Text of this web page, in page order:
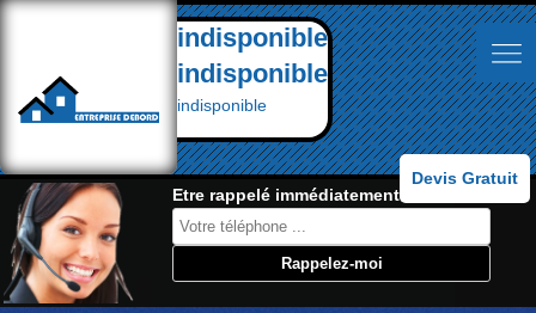
indisponible
indisponible
indisponible
Devis Gratuit
Etre rappelé immédiatement: